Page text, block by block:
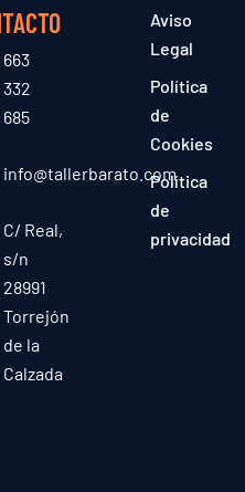
663
332
685
info@tallerbarato.com
C/ Real,
s/n
28991
Torrejón
de la
Calzada
Aviso
Legal
Política
de
Cookies
Política
de
privacidad